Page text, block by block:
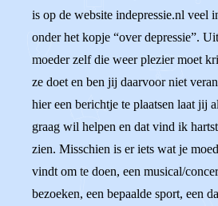
is op de website indepressie.nl veel
onder het kopje “over depressie”.
moeder zelf die weer plezier moet
ze doet en ben jij daarvoor niet
hier een berichtje te plaatsen laat jij
graag wil helpen en dat vind ik
zien. Misschien is er iets wat je
vindt om te doen, een musical/
bezoeken, een bepaalde sport, een